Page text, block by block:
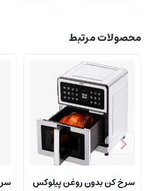
محصولات مرتبط
سرخ کن بدون روغن پیلوکس